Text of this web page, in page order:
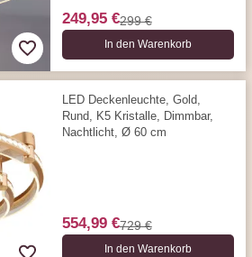
249,95 €299 €
In den Warenkorb
LED Deckenleuchte, Gold,
Rund, K5 Kristalle, Dimmbar,
Nachtlicht, Ø 60 cm
554,99 €729 €
In den Warenkorb